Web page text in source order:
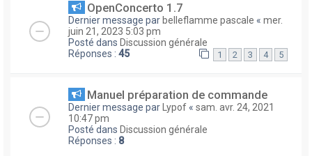
OpenConcerto 1.7
Dernier message par belleflamme pascale « mer.
juin 21, 2023 5:03 pm
Posté dans Discussion générale
Réponses : 45 1 2 3 4 5
Manuel préparation de commande
Dernier message par Lypof « sam. avr. 24, 2021
10:47 pm
Posté dans Discussion générale
Réponses : 8